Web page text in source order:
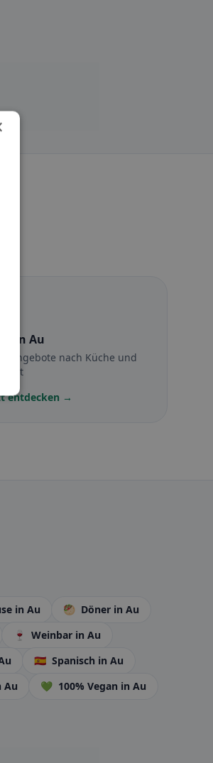
in Au
Angebote nach Küche und
entdecken →
in Au 🥙 Döner in Au
🍷 Weinbar in Au
🇪🇸 Spanisch in Au
Au 💚 100% Vegan in Au